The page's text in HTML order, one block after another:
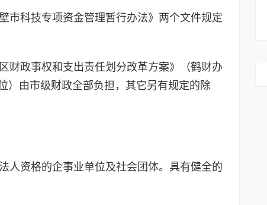
市科技专项资金管理暂行办法》两个文件规定
财政事权和支出责任划分改革方案》（鹤财办
）由市级财政全部负担，其它另有规定的除
人资格的企事业单位及社会团体。具有健全的